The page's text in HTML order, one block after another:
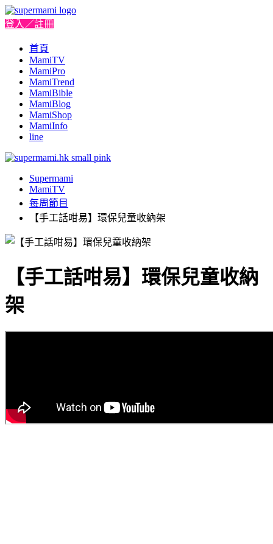
登入／註冊
首頁
MamiTV
MamiPro
MamiTrend
MamiBible
MamiBlog
MamiShop
MamiInfo
line
Supermami
MamiTV
每周節目
【手工話咁易】環保兒童收納架
【手工話咁易】環保兒童收納
架